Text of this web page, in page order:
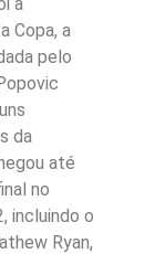
Copa, a
pelo
da
até
no
incluindo o
Ryan,